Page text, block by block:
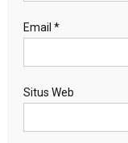
Email *
Situs Web